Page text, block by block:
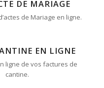
DE MARIAGE
de Mariage en ligne.
EN LIGNE
ligne de vos factures de
cantine.